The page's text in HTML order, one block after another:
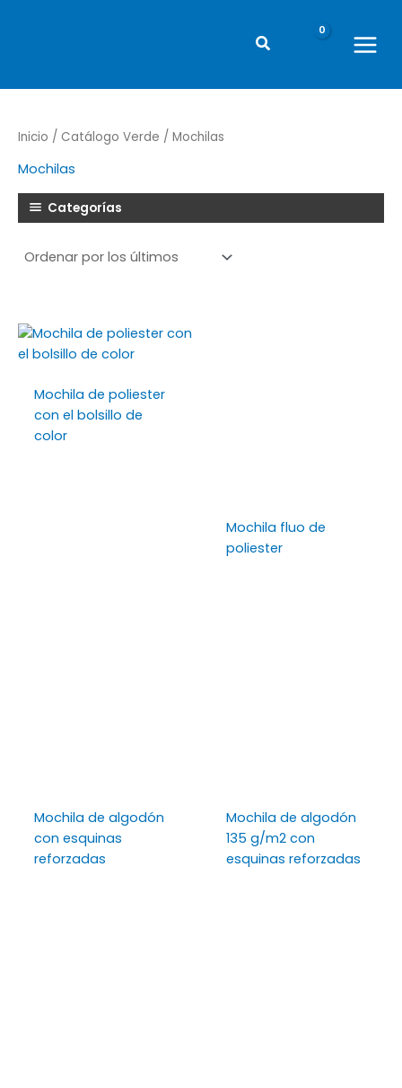
Buscar
Main
Menu
Inicio / Catálogo Verde / Mochilas
Mochilas
Categorías
Mochila de poliester
con el bolsillo de
color
Mochila fluo de
poliester
Mochila de algodón
con esquinas
reforzadas
Mochila de algodón
135 g/m2 con
esquinas reforzadas